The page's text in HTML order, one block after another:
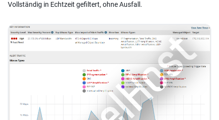
Vollständig in Echtzeit gefiltert, ohne Ausfall.